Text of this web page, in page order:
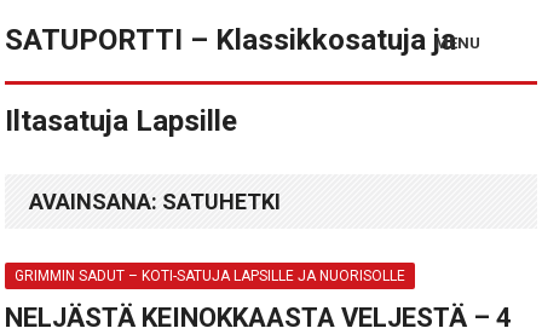
SATUPORTTI – Klassikkosatuja ja
Iltasatuja Lapsille
MENU
AVAINSANA: SATUHETKI
GRIMMIN SADUT – KOTI-SATUJA LAPSILLE JA NUORISOLLE
NELJÄSTÄ KEINOKKAASTA VELJESTÄ – 4